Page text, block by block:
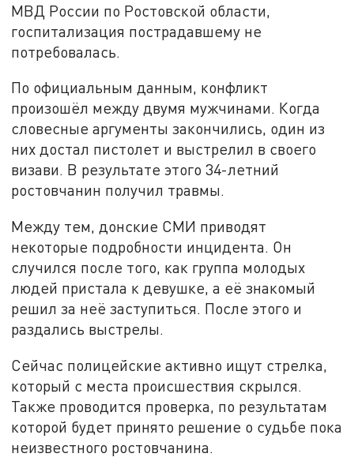
МВД России по Ростовской области,
госпитализация пострадавшему не
потребовалась.
По официальным данным, конфликт
произошёл между двумя мужчинами. Когда
словесные аргументы закончились, один из
них достал пистолет и выстрелил в своего
визави. В результате этого 34-летний
ростовчанин получил травмы.
Между тем, донские СМИ приводят
некоторые подробности инцидента. Он
случился после того, как группа молодых
людей пристала к девушке, а её знакомый
решил за неё заступиться. После этого и
раздались выстрелы.
Сейчас полицейские активно ищут стрелка,
который с места происшествия скрылся.
Также проводится проверка, по результатам
которой будет принято решение о судьбе пока
неизвестного ростовчанина.